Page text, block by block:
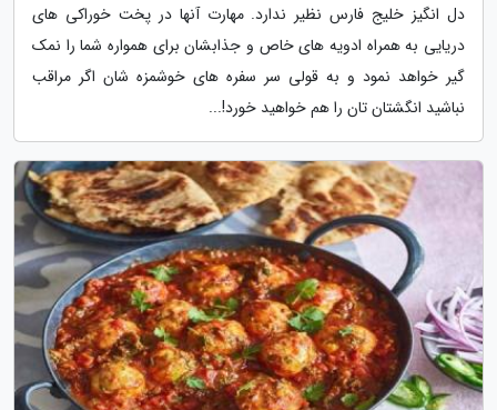
دل انگیز خلیج فارس نظیر ندارد. مهارت آنها در پخت خوراکی های
دریایی به همراه ادویه های خاص و جذابشان برای همواره شما را نمک
گیر خواهد نمود و به قولی سر سفره های خوشمزه شان اگر مراقب
نباشید انگشتان تان را هم خواهید خورد!...